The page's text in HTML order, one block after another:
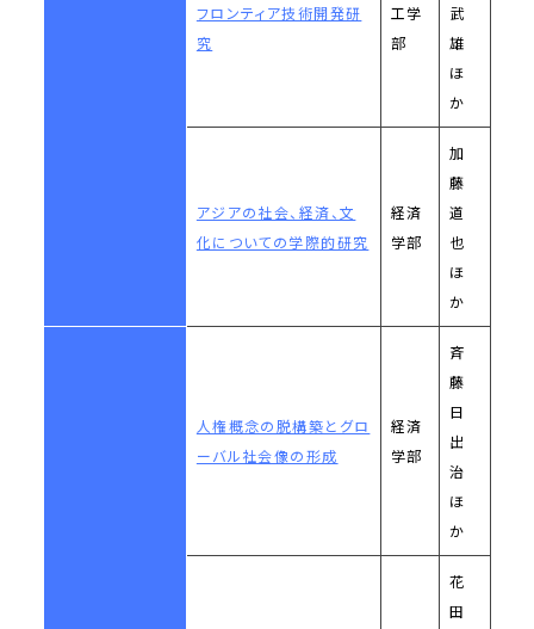
フロンティア技術開発研
究
工学
部
武
雄
ほ
か
アジアの社会、経済、文
化についての学際的研究
経済
学部
加
藤
道
也
ほ
か
人権概念の脱構築とグロ
ーバル社会像の形成
経済
学部
斉
藤
日
出
治
ほ
か
花
田